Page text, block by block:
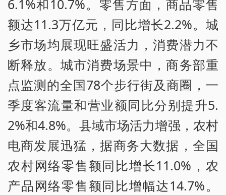
6.1%和10.7%。零售方面，商品零售
额达11.3万亿元，同比增长2.2%。城
乡市场均展现旺盛活力，消费潜力不
断释放。城市消费场景中，商务部重
点监测的全国78个步行街及商圈，一
季度客流量和营业额同比分别提升5.
2%和4.8%。县域市场活力增强，农村
电商发展迅猛，据商务大数据，全国
农村网络零售额同比增长11.0%，农
产品网络零售额同比增幅达14.7%。